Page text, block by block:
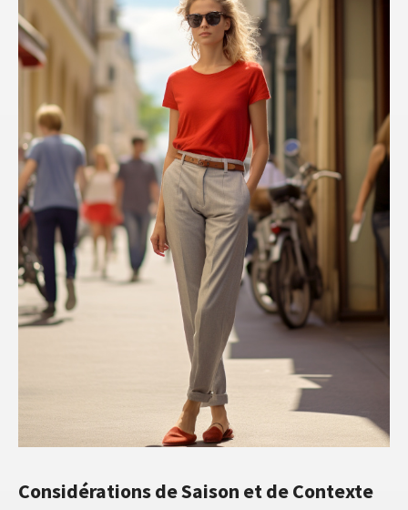
Considérations de Saison et de Contexte